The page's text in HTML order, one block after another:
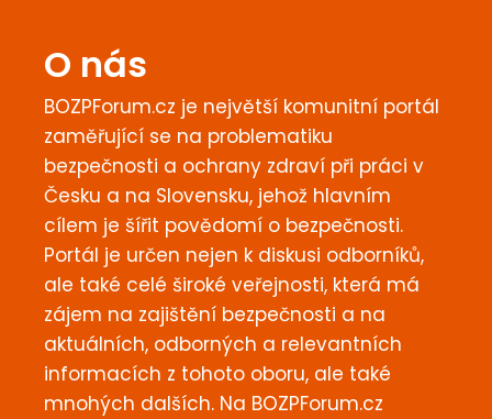
O nás
BOZPForum.cz je největší komunitní portál
zaměřující se na problematiku
bezpečnosti a ochrany zdraví při práci v
Česku a na Slovensku, jehož hlavním
cílem je šířit povědomí o bezpečnosti.
Portál je určen nejen k diskusi odborníků,
ale také celé široké veřejnosti, která má
zájem na zajištění bezpečnosti a na
aktuálních, odborných a relevantních
informacích z tohoto oboru, ale také
mnohých dalších. Na BOZPForum.cz